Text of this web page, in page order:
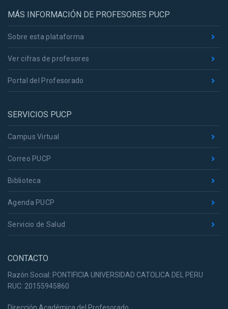
MÁS INFORMACIÓN DE PROFESORES PUCP
Sobre esta plataforma
Ver cifras de profesores
Portal del Profesorado
SERVICIOS PUCP
Campus Virtual
Correo PUCP
Biblioteca
Agenda PUCP
Servicio de Salud
CONTACTO
Razón Social: PONTIFICIA UNIVERSIDAD CATOLICA DEL PERU
RUC: 20155945860